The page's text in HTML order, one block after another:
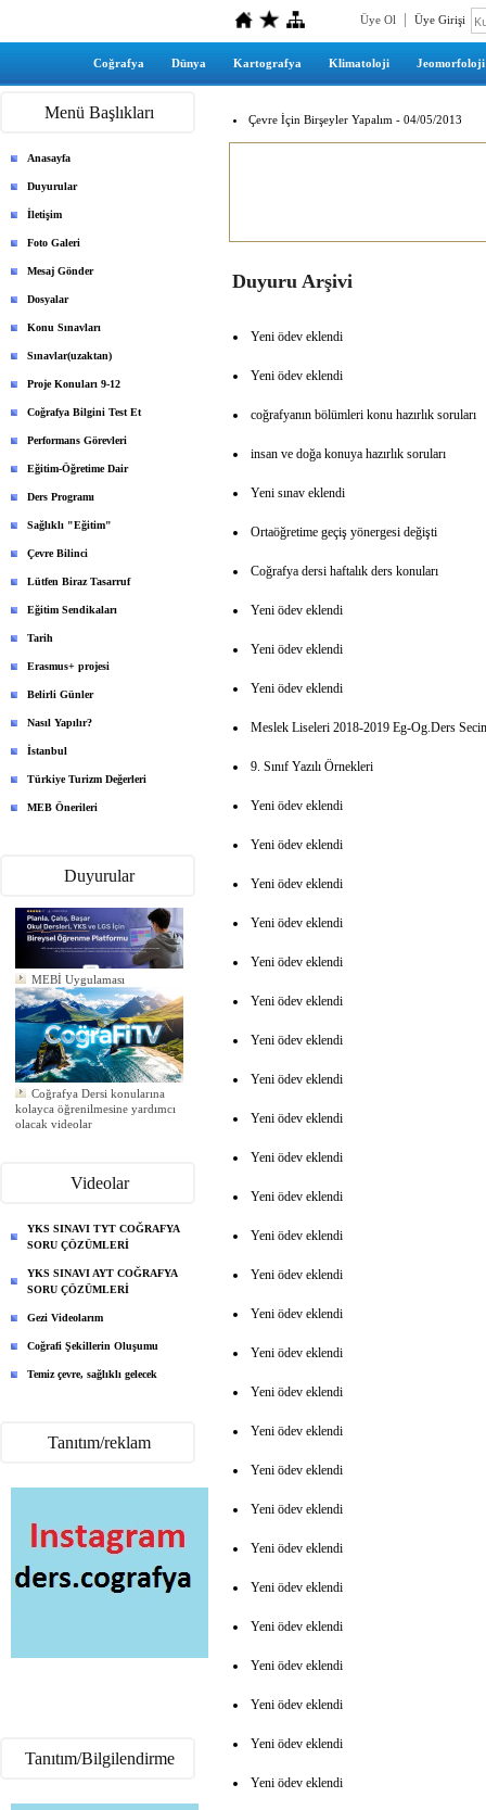
Üye Ol Üye Girişi
Coğrafya Dünya Kartografya Klimatoloji Jeomorfoloji
Menü Başlıkları
Anasayfa
Duyurular
İletişim
Foto Galeri
Mesaj Gönder
Dosyalar
Konu Sınavları
Sınavlar(uzaktan)
Proje Konuları 9-12
Coğrafya Bilgini Test Et
Performans Görevleri
Eğitim-Öğretime Dair
Ders Programı
Sağlıklı "Eğitim"
Çevre Bilinci
Lütfen Biraz Tasarruf
Eğitim Sendikaları
Tarih
Erasmus+ projesi
Belirli Günler
Nasıl Yapılır?
İstanbul
Türkiye Turizm Değerleri
MEB Önerileri
Duyurular
MEBİ Uygulaması
Coğrafya Dersi konularına
kolayca öğrenilmesine yardımcı
olacak videolar
Yeni ödev eklendi
Videolar
YKS SINAVI TYT COĞRAFYA
SORU ÇÖZÜMLERİ
YKS SINAVI AYT COĞRAFYA
SORU ÇÖZÜMLERİ
Gezi Videolarım
Coğrafi Şekillerin Oluşumu
Temiz çevre, sağlıklı gelecek
Tanıtım/reklam
Tanıtım/Bilgilendirme
Çevre İçin Birşeyler Yapalım - 04/05/2013
Duyuru Arşivi
Yeni ödev eklendi
Yeni ödev eklendi
coğrafyanın bölümleri konu hazırlık soruları
insan ve doğa konuya hazırlık soruları
Yeni sınav eklendi
Ortaöğretime geçiş yönergesi değişti
Coğrafya dersi haftalık ders konuları
Yeni ödev eklendi
Yeni ödev eklendi
Yeni ödev eklendi
Meslek Liseleri 2018-2019 Eg-Og.Ders
9. Sınıf Yazılı Örnekleri
Yeni ödev eklendi
Yeni ödev eklendi
Yeni ödev eklendi
Yeni ödev eklendi
Yeni ödev eklendi
Yeni ödev eklendi
Yeni ödev eklendi
Yeni ödev eklendi
Yeni ödev eklendi
Yeni ödev eklendi
Yeni ödev eklendi
Yeni ödev eklendi
Yeni ödev eklendi
Yeni ödev eklendi
Yeni ödev eklendi
Yeni ödev eklendi
Yeni ödev eklendi
Yeni ödev eklendi
Yeni ödev eklendi
Yeni ödev eklendi
Yeni ödev eklendi
Yeni ödev eklendi
Yeni ödev eklendi
Yeni ödev eklendi
Yeni ödev eklendi
Yeni ödev eklendi